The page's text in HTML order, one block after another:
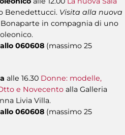
Benedettucci. Visita alla nuova
in compagnia di uno
060608 (massimo 25
alle 16.30 Donne: modelle,
e Novecento alla Galleria
Livia Villa.
060608 (massimo 25